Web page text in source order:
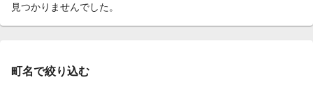
見つかりませんでした。
町名で絞り込む